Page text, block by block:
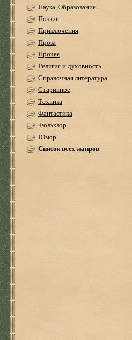
Наука, Образование
Поэзия
Приключения
Проза
Прочее
Религия и духовность
Справочная литература
Старинное
Техника
Фантастика
Фольклор
Юмор
Список всех жанров